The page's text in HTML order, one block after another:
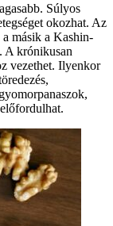
Súlyos
okozhat. Az
másik a Kashin-
A krónikusan
vezethet. Ilyenkor